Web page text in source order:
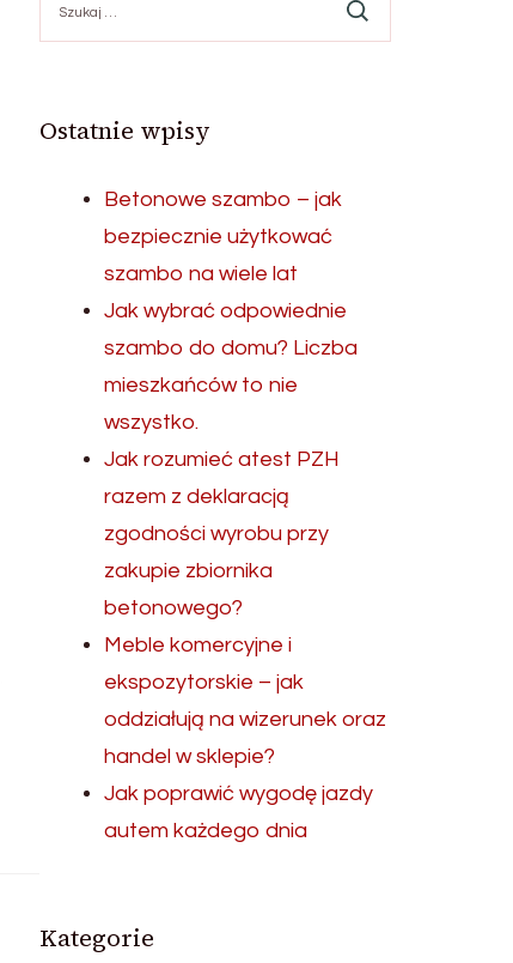
Ostatnie wpisy
Betonowe szambo – jak
bezpiecznie użytkować
szambo na wiele lat
Jak wybrać odpowiednie
szambo do domu? Liczba
mieszkańców to nie
wszystko.
Jak rozumieć atest PZH
razem z deklaracją
zgodności wyrobu przy
zakupie zbiornika
betonowego?
Meble komercyjne i
ekspozytorskie – jak
oddziałują na wizerunek oraz
handel w sklepie?
Jak poprawić wygodę jazdy
autem każdego dnia
Kategorie